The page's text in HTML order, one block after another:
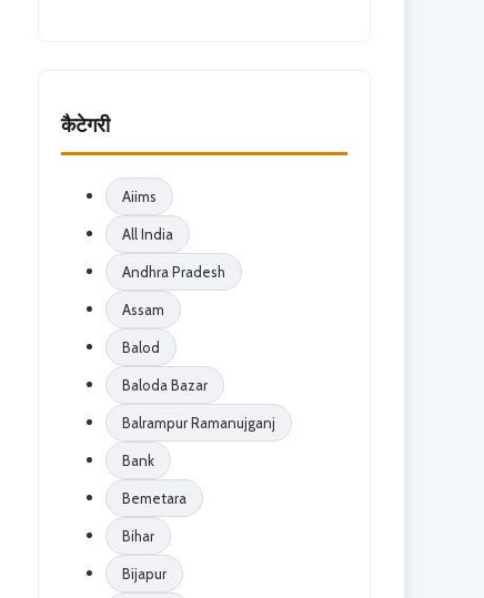
कैटेगरी
Aiims
All India
Andhra Pradesh
Assam
Balod
Baloda Bazar
Balrampur Ramanujganj
Bank
Bemetara
Bihar
Bijapur